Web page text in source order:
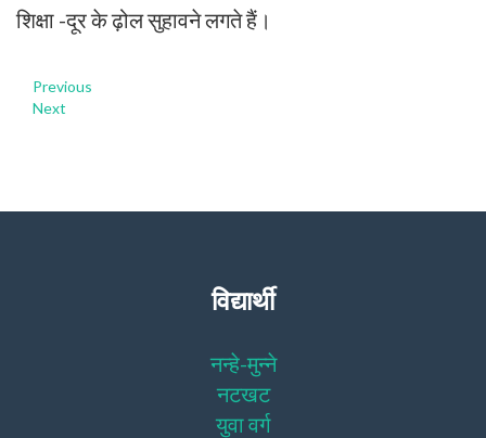
शिक्षा -दूर के ढ़ोल सुहावने लगते हैं।
Previous
Next
विद्यार्थी
नन्हे-मुन्ने
नटखट
युवा वर्ग